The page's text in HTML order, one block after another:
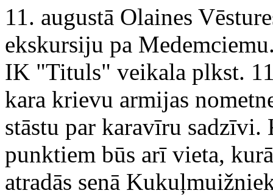
11. augustā Olaines
ekskursiju pa
IK "Tituls" veikala plkst.
kara krievu armijas
stāstu par karavīru sadzīvi.
punktiem būs arī vieta,
atradās senā